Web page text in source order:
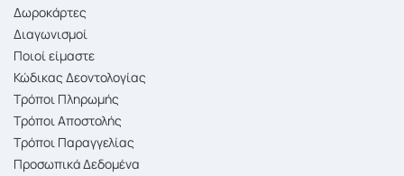
Δωροκάρτες
Διαγωνισμοί
Ποιοί είμαστε
Κώδικας Δεοντολογίας
Τρόποι Πληρωμής
Τρόποι Αποστολής
Τρόποι Παραγγελίας
Προσωπικά Δεδομένα